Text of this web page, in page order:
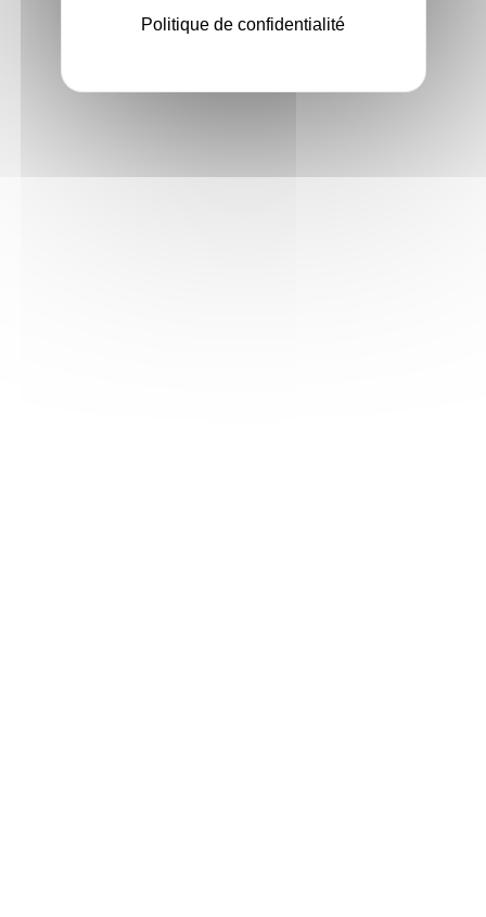
Politique de confidentialité